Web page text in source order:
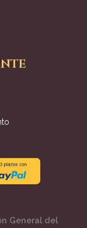
General del